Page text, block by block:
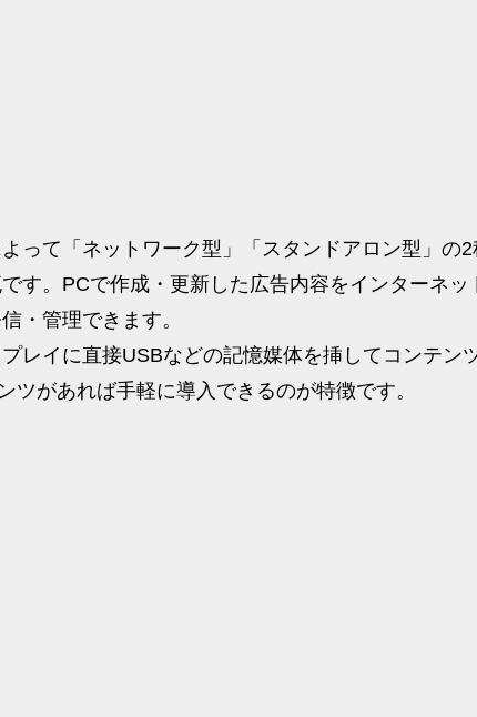
って「ネットワーク型」「スタンドアロン型」の
す。PCで作成・更新した広告内容をインターネ
・管理できます。
レイに直接USBなどの記憶媒体を挿してコンテン
があれば手軽に導入できるのが特徴です。